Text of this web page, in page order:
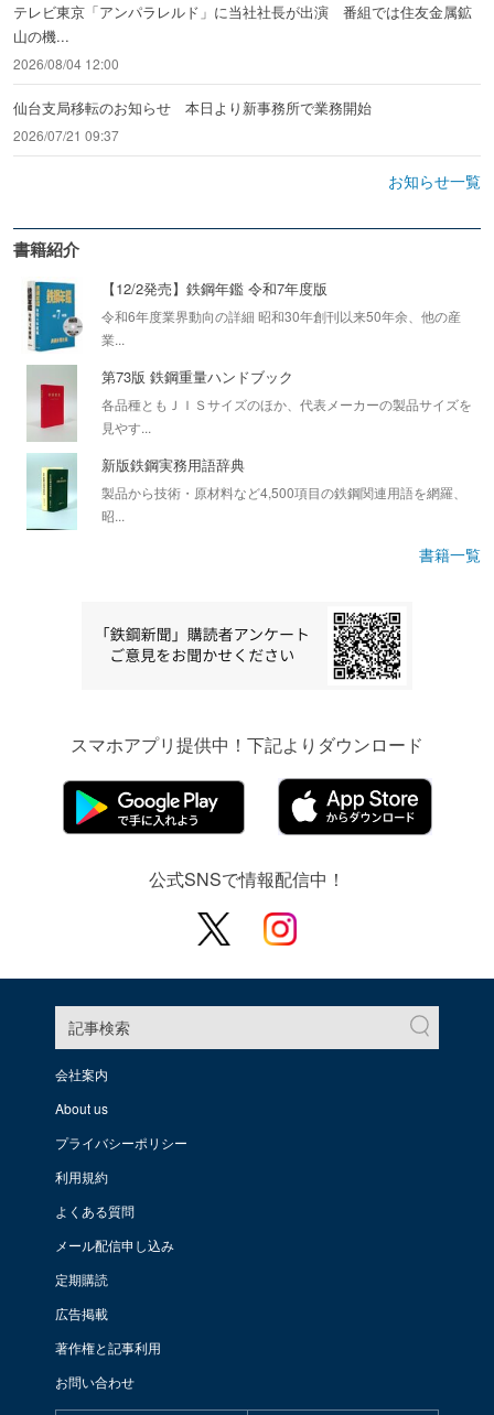
テレビ東京「アンパラレルド」に当社社長が出演 番組では住友金属鉱
山の機...
2026/08/04 12:00
仙台支局移転のお知らせ 本日より新事務所で業務開始
2026/07/21 09:37
お知らせ一覧
書籍紹介
【12/2発売】鉄鋼年鑑 令和7年度版
令和6年度業界動向の詳細 昭和30年創刊以来50年余、他の産
業...
第73版 鉄鋼重量ハンドブック
各品種ともＪＩＳサイズのほか、代表メーカーの製品サイズを
見やす...
新版鉄鋼実務用語辞典
製品から技術・原材料など4,500項目の鉄鋼関連用語を網羅、
昭...
書籍一覧
スマホアプリ提供中！下記よりダウンロード
公式SNSで情報配信中！
記事検索
会社案内
About us
プライバシーポリシー
利用規約
よくある質問
メール配信申し込み
定期購読
広告掲載
著作権と記事利用
お問い合わせ